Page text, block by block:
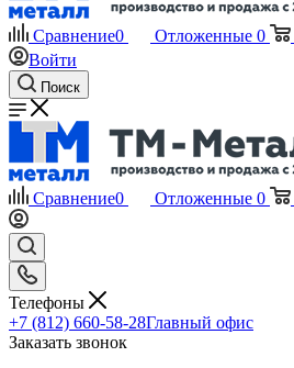
Сравнение0 Отложенные 0
Войти
Поиск
Сравнение0 Отложенные 0
Телефоны
+7 (812) 660-58-28Главный офис
Заказать звонок